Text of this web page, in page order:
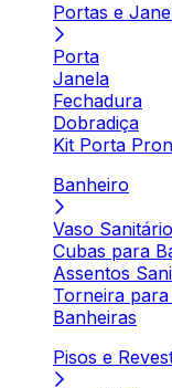
Portas e
Porta
Janela
Fechadura
Dobradiça
Kit Porta
Banheiro
Vaso Sanitário
Cubas para
Assentos
Torneira
Banheiras
Pisos e